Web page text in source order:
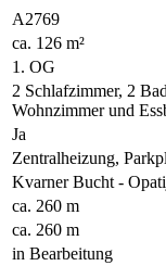
A2769
ca. 126 m²
1. OG
2 Schlafzimmer, 2
Wohnzimmer und
Ja
Zentralheizung,
Kvarner Bucht -
ca. 260 m
ca. 260 m
in Bearbeitung